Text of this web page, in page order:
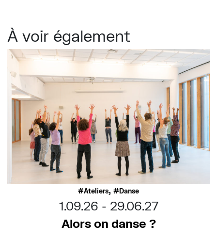
À voir également
Ateliers, Danse
1.09.26
29.06.27
Alors on danse ?